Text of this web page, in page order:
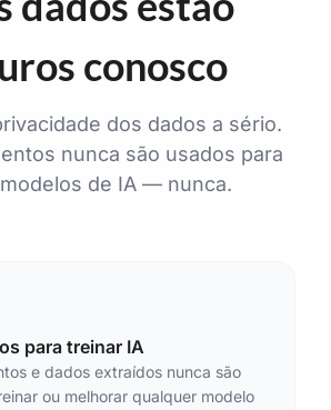
conosco
dos dados a sério.
nunca são usados para
de IA — nunca.
para treinar IA
e dados extraídos nunca são
ou melhorar qualquer modelo